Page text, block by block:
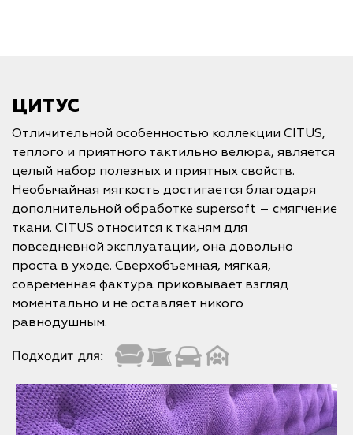
ЦИТУС
Отличительной особенностью коллекции CITUS,
теплого и приятного тактильно велюра, является
целый набор полезных и приятных свойств.
Необычайная мягкость достигается благодаря
дополнительной обработке supersoft – смягчение
ткани. CITUS относится к тканям для
повседневной эксплуатации, она довольно
проста в уходе. Сверхобъемная, мягкая,
современная фактура приковывает взгляд
моментально и не оставляет никого
равнодушным.
Подходит для: